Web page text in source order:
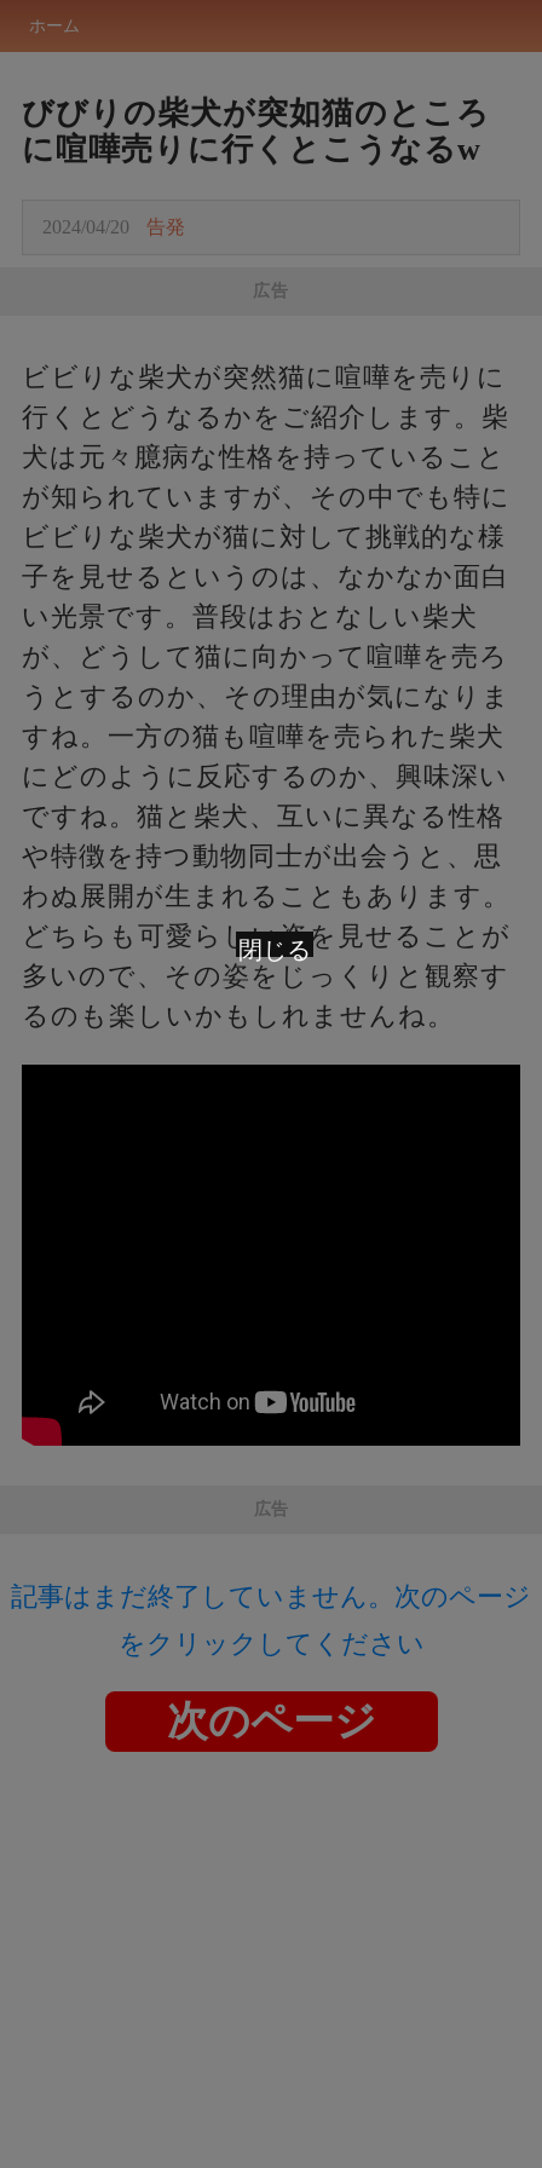
ホーム
びびりの柴犬が突如猫のところ
に喧嘩売りに行くとこうなるw
2024/04/20 告発
広告
ビビりな柴犬が突然猫に喧嘩を売りに
行くとどうなるかをご紹介します。柴
犬は元々臆病な性格を持っていること
が知られていますが、その中でも特に
ビビりな柴犬が猫に対して挑戦的な様
子を見せるというのは、なかなか面白
い光景です。普段はおとなしい柴犬
が、どうして猫に向かって喧嘩を売ろ
うとするのか、その理由が気になりま
すね。一方の猫も喧嘩を売られた柴犬
にどのように反応するのか、興味深い
ですね。猫と柴犬、互いに異なる性格
や特徴を持つ動物同士が出会うと、思
わぬ展開が生まれることもあります。
どちらも可愛らしい姿を見せることが
多いので、その姿をじっくりと観察す
るのも楽しいかもしれませんね。
広告
記事はまだ終了していません。次のページ
をクリックしてください
次のページ
閉じる